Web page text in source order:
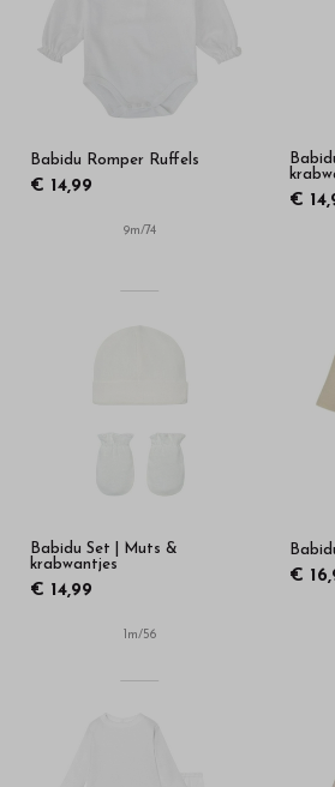
Bestel
kinderkleding
hoge
kwaliteit
webshop
Babidu Romper Ruffels
€ 14,99
9m/74
€
Babidu Set | Muts &
krabwantjes
€ 14,99
1m/56
€